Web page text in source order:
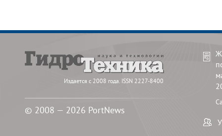
Издается с 2008 года. ISSN 2227-8400
© 2008 — 2026 PortNews